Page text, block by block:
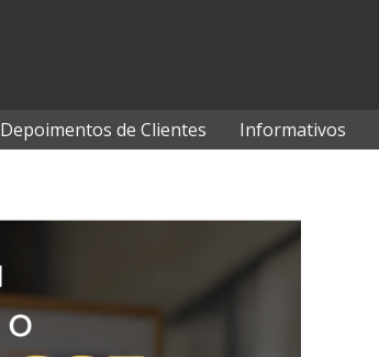
Depoimentos de Clientes Informativos